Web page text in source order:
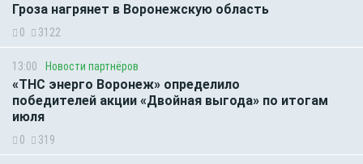
Гроза нагрянет в Воронежскую область
0 3122
13:00 Новости партнёров
«ТНС энерго Воронеж» определило
победителей акции «Двойная выгода» по итогам
июля
0 319